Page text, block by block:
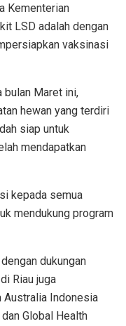
Kementerian
LSD adalah dengan
vaksinasi
bulan Maret ini,
hewan yang terdiri
siap untuk
mendapatkan
kepada semua
mendukung program
dukungan
Riau juga
Australia Indonesia
Global Health